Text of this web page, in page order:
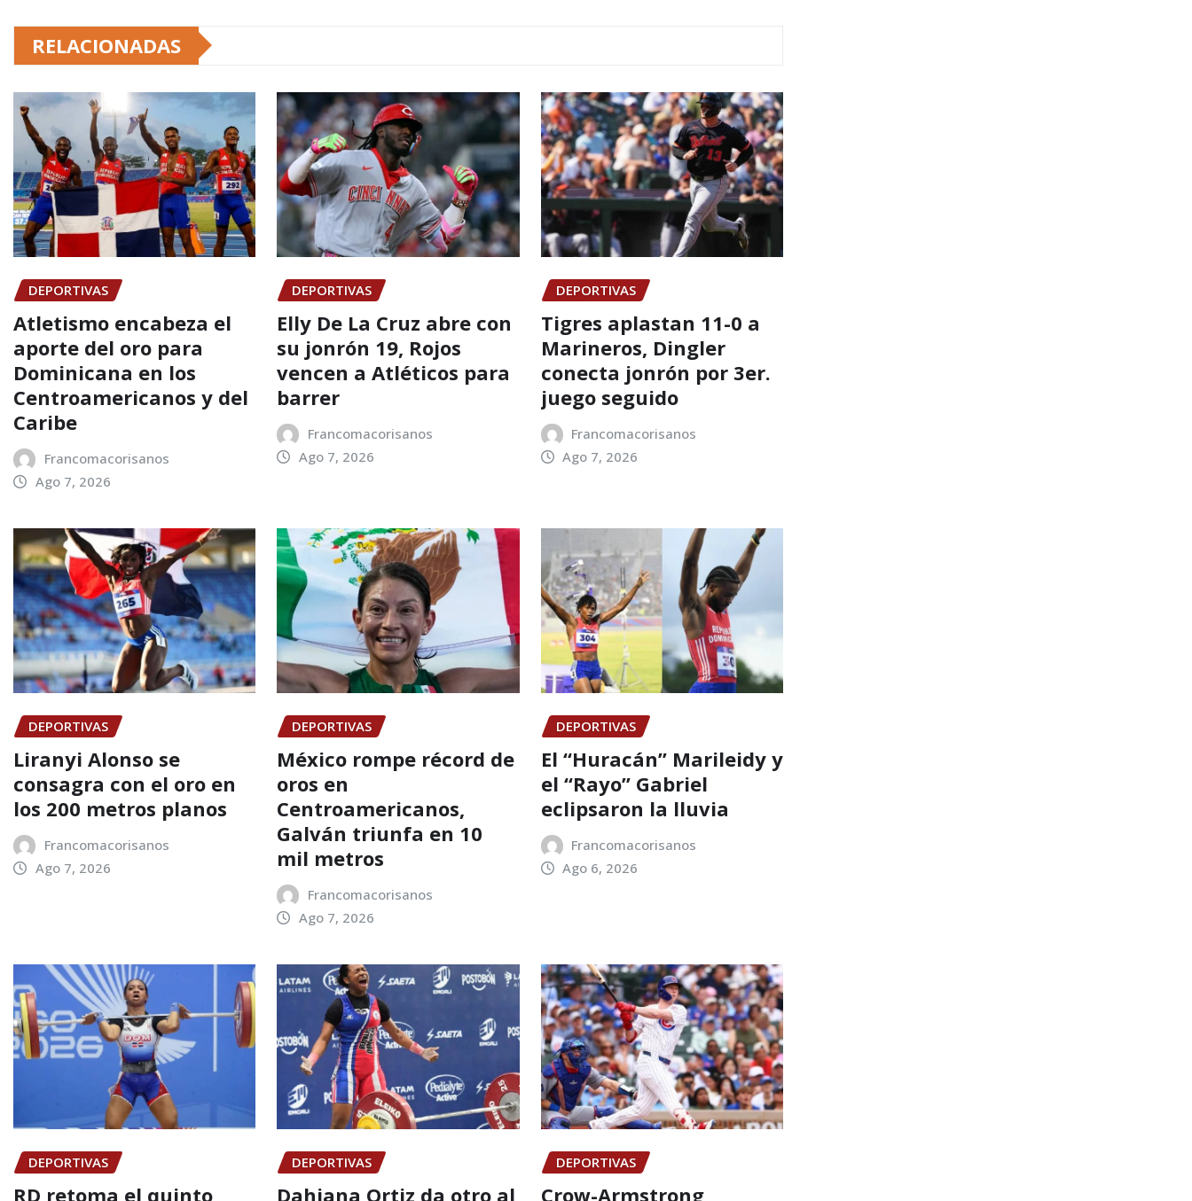
RELACIONADAS
DEPORTIVAS
Atletismo encabeza el
aporte del oro para
Dominicana en los
Centroamericanos y del
Caribe
Francomacorisanos
Ago 7, 2026
DEPORTIVAS
Elly De La Cruz abre con
su jonrón 19, Rojos
vencen a Atléticos para
barrer
Francomacorisanos
Ago 7, 2026
DEPORTIVAS
Tigres aplastan 11-0 a
Marineros, Dingler
conecta jonrón por 3er.
juego seguido
Francomacorisanos
Ago 7, 2026
DEPORTIVAS
Liranyi Alonso se
consagra con el oro en
los 200 metros planos
Francomacorisanos
Ago 7, 2026
DEPORTIVAS
México rompe récord de
oros en
Centroamericanos,
Galván triunfa en 10
mil metros
Francomacorisanos
Ago 7, 2026
DEPORTIVAS
El “Huracán” Marileidy y
el “Rayo” Gabriel
eclipsaron la lluvia
Francomacorisanos
Ago 6, 2026
DEPORTIVAS
RD retoma el quinto
DEPORTIVAS
Dahiana Ortiz da otro al
DEPORTIVAS
Crow-Armstrong